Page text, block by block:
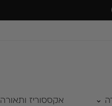
אקססוריז ותאורה